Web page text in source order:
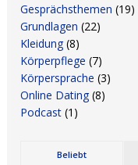
Gesprächsthemen (19)
Grundlagen (22)
Kleidung (8)
Körperpflege (7)
Körpersprache (3)
Online Dating (8)
Podcast (1)
Beliebt